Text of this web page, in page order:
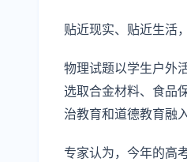
贴近现实、贴近生活
物理试题以学生户外
选取合金材料、食品
治教育和道德教育融
专家认为，今年的高